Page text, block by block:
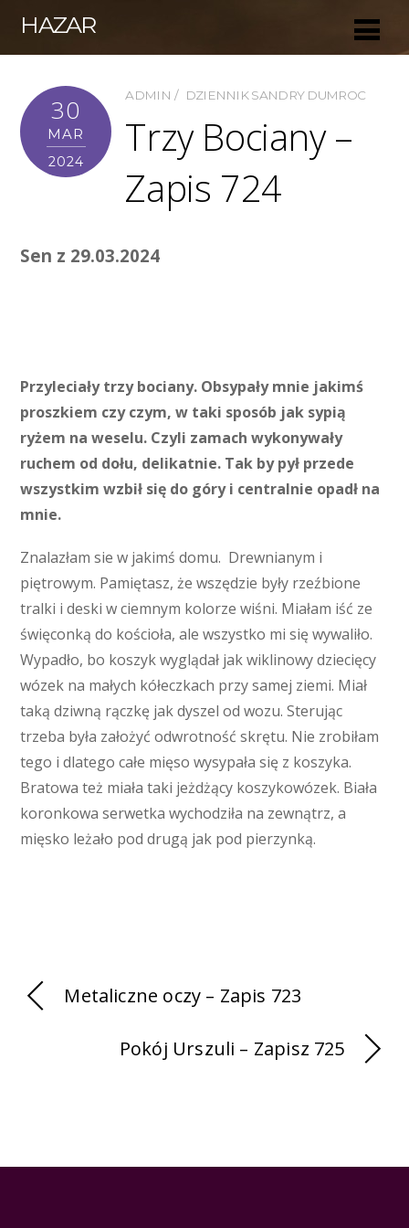
HAZAR
30
MAR
2024
ADMIN DZIENNIK SANDRY DUMROC
Trzy Bociany –
Zapis 724
Sen z 29.03.2024
Przyleciały trzy bociany. Obsypały mnie jakimś
proszkiem czy czym, w taki sposób jak sypią
ryżem na weselu. Czyli zamach wykonywały
ruchem od dołu, delikatnie. Tak by pył przede
wszystkim wzbił się do góry i centralnie opadł na
mnie.
Znalazłam sie w jakimś domu. Drewnianym i
piętrowym. Pamiętasz, że wszędzie były rzeźbione
tralki i deski w ciemnym kolorze wiśni. Miałam iść ze
święconką do kościoła, ale wszystko mi się wywaliło.
Wypadło, bo koszyk wyglądał jak wiklinowy dziecięcy
wózek na małych kółeczkach przy samej ziemi. Miał
taką dziwną rączkę jak dyszel od wozu. Sterując
trzeba była założyć odwrotność skrętu. Nie zrobiłam
tego i dlatego całe mięso wysypała się z koszyka.
Bratowa też miała taki jeżdżący koszykowózek. Biała
koronkowa serwetka wychodziła na zewnątrz, a
mięsko leżało pod drugą jak pod pierzynką.
Metaliczne oczy – Zapis 723
Pokój Urszuli – Zapisz 725